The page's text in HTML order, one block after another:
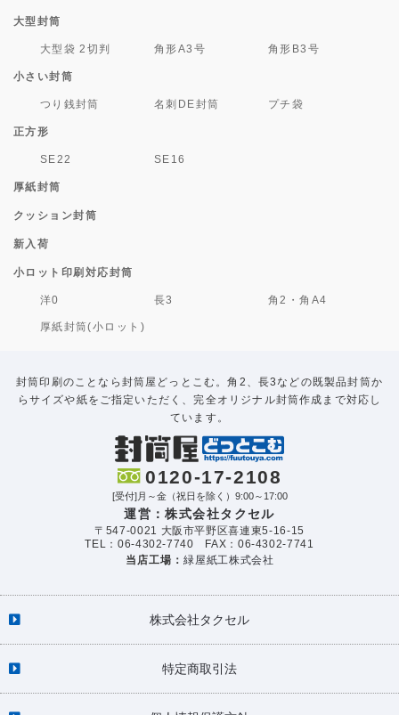
大型封筒
大型袋 2切判 角形A3号 角形B3号
小さい封筒
つり銭封筒 名刺DE封筒 プチ袋
正方形
SE22 SE16
厚紙封筒
クッション封筒
新入荷
小ロット印刷対応封筒
洋0 長3 角2・角A4
厚紙封筒(小ロット)
封筒印刷のことなら封筒屋どっとこむ。角2、長3などの既製品封筒か
らサイズや紙をご指定いただく、完全オリジナル封筒作成まで対応し
ています。
0120-17-2108
[受付]月～金（祝日を除く）9:00～17:00
運営：株式会社タクセル
〒547-0021 大阪市平野区喜連東5-16-15
TEL：06-4302-7740 FAX：06-4302-7741
当店工場：緑屋紙工株式会社
株式会社タクセル
特定商取引法